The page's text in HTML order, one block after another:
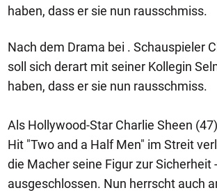
haben, dass er sie nun rausschmiss.
Nach dem Drama bei . Schauspieler
soll sich derart mit seiner Kollegin
haben, dass er sie nun rausschmiss.
Als Hollywood-Star Charlie Sheen
Hit "Two and a Half Men" im Streit
die Macher seine Figur zur Sicherheit
ausgeschlossen. Nun herrscht auch